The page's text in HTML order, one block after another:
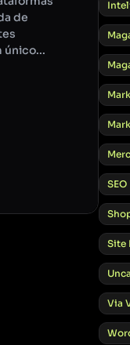
de
único...
SEO
Site
Via